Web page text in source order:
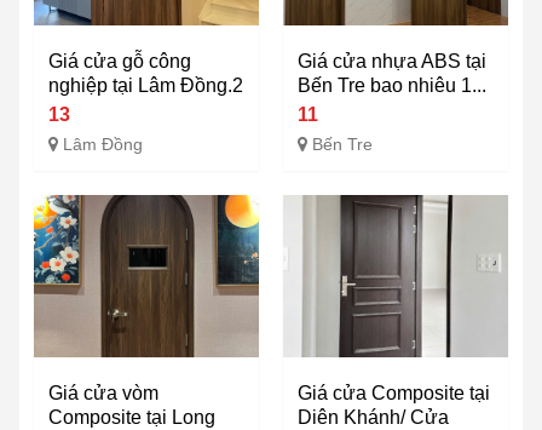
Giá cửa gỗ công
nghiệp tại Lâm Đồng.2
13
Lâm Đồng
Giá cửa nhựa ABS tại
Bến Tre bao nhiêu 1...
11
Bến Tre
Giá cửa vòm
Composite tại Long
Giá cửa Composite tại
Diên Khánh/ Cửa